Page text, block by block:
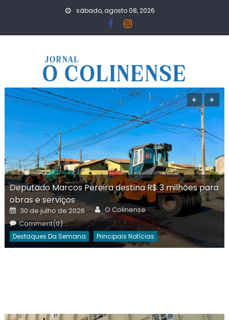
sábado, agosto 08, 2026
Deputado Marcos Pereira destina R$ 3 milhões para
obras e serviços
Posted
on
30 de julho de 2026 Author
O Colinense
Comment(0)
Destaques Da Semana Principais Notícias